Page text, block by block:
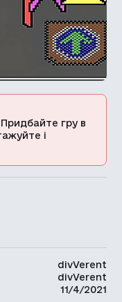
Придбайте гру в
і
divVerent
divVerent
11/4/2021